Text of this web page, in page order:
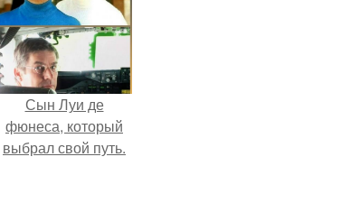
Сын Луи де
фюнеса, который
выбрал свой путь.